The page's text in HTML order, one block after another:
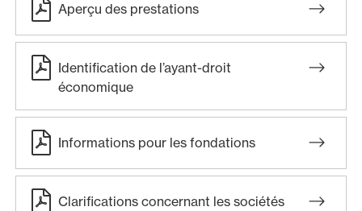
Aperçu des prestations
Identification de l’ayant-droit
économique
Informations pour les fondations
Clarifications concernant les sociétés